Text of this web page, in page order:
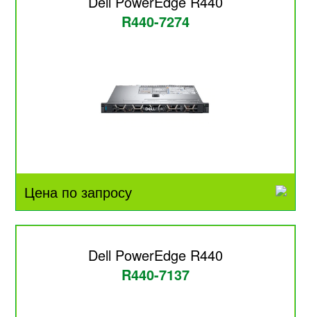
R440-7274
Цена по запросу
Dell PowerEdge R440
R440-7137